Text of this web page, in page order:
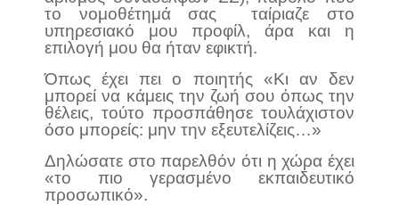
το νομοθέτημά σας ταίριαζε στο
υπηρεσιακό μου προφίλ, άρα και η
επιλογή μου θα ήταν εφικτή.
Όπως έχει πει ο ποιητής «Κι αν δεν
μπορεί να κάμεις την ζωή σου όπως την
θέλεις, τούτο προσπάθησε τουλάχιστον
όσο μπορείς: μην την εξευτελίζεις…»
Δηλώσατε στο παρελθόν ότι η χώρα έχει
«το πιο γερασμένο εκπαιδευτικό
προσωπικό».